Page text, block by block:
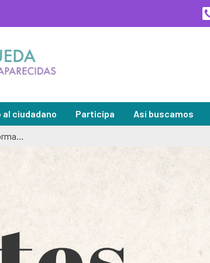
al ciudadano
Unidad de Búsqueda
Quejas, Reclamos, Sugerencias y/o Denuncias
por aviso
disciplinarias
Participa
Presupuesto participativo
Contacto ciudadano
Control social
Así buscamos
Seguimiento a los
Sistema Nacional
Pactos
Universo de
¿Qué se entiende por aportes de información?